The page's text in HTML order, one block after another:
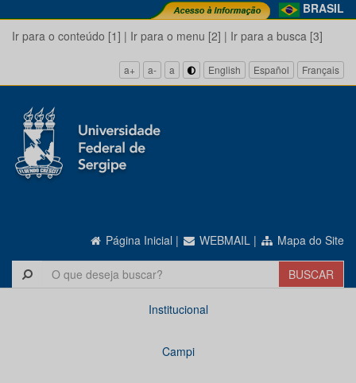
BRASIL
Ir para o conteúdo [1] | Ir para o menu [2] | Ir para a busca [3]
a+ a- a English Español Français
Página Inicial | WEBMAIL | Mapa do Site
Institucional
Campi